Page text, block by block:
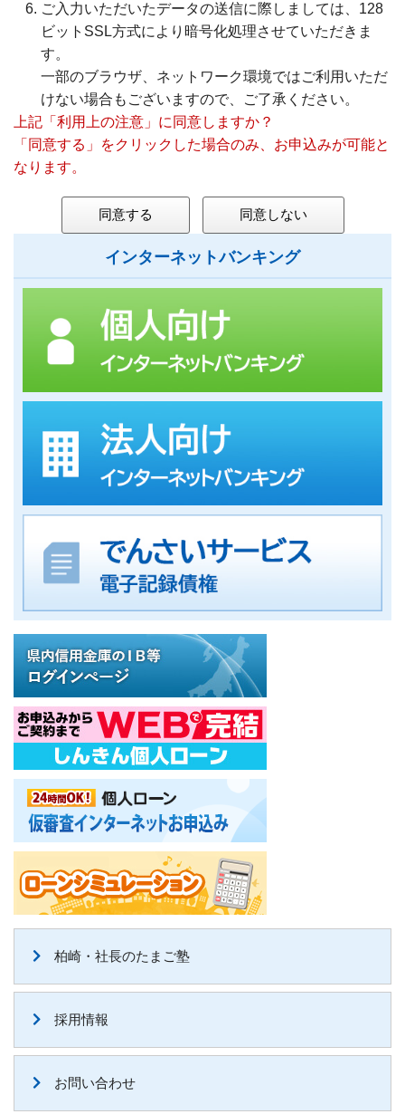
ご入力いただいたデータの送信に際しましては、128
ビットSSL方式により暗号化処理させていただきま
す。
一部のブラウザ、ネットワーク環境ではご利用いただ
けない場合もございますので、ご了承ください。
上記「利用上の注意」に同意しますか？
「同意する」をクリックした場合のみ、お申込みが可能と
なります。
インターネットバンキング
柏崎・社長のたまご塾
採用情報
お問い合わせ